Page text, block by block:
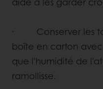
· Conserver les
boîte en carton
que l'humidité de
ramollisse.